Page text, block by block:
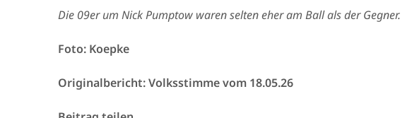
Die 09er um Nick Pumptow waren selten eher am Ball als der Gegner.
Foto: Koepke
Originalbericht: Volksstimme vom 18.05.26